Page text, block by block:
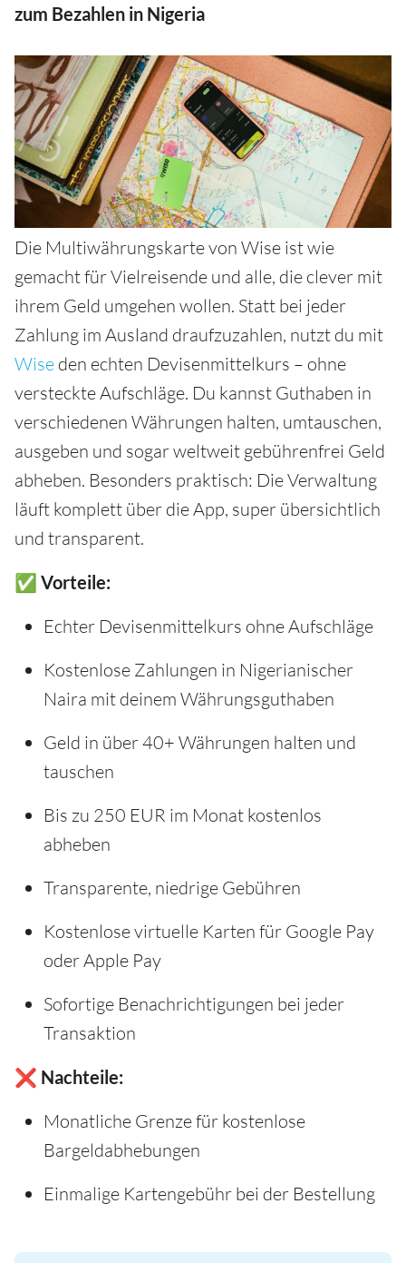
zum Bezahlen in Nigeria
Die Multiwährungskarte von Wise ist wie
gemacht für Vielreisende und alle, die clever mit
ihrem Geld umgehen wollen. Statt bei jeder
Zahlung im Ausland draufzuzahlen, nutzt du mit
Wise den echten Devisenmittelkurs – ohne
versteckte Aufschläge. Du kannst Guthaben in
verschiedenen Währungen halten, umtauschen,
ausgeben und sogar weltweit gebührenfrei Geld
abheben. Besonders praktisch: Die Verwaltung
läuft komplett über die App, super übersichtlich
und transparent.
✅ Vorteile:
Echter Devisenmittelkurs ohne Aufschläge
Kostenlose Zahlungen in Nigerianischer
Naira mit deinem Währungsguthaben
Geld in über 40+ Währungen halten und
tauschen
Bis zu 250 EUR im Monat kostenlos
abheben
Transparente, niedrige Gebühren
Kostenlose virtuelle Karten für Google Pay
oder Apple Pay
Sofortige Benachrichtigungen bei jeder
Transaktion
❌ Nachteile:
Monatliche Grenze für kostenlose
Bargeldabhebungen
Einmalige Kartengebühr bei der Bestellung